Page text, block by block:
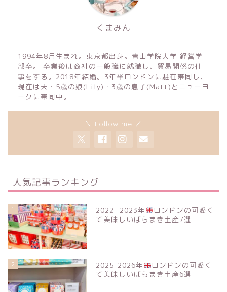
くまみん
1994年8月生まれ。東京都出身。青山学院大学 経営学
部卒。 卒業後は商社の一般職に就職し、貿易関係の仕
事をする。2018年結婚。3年半ロンドンに駐在帯同し、
現在は夫・5歳の娘(Lily)・3歳の息子(Matt)とニューヨ
ークに帯同中。
＼ Follow me ／
人気記事ランキング
1 2022−2023年
ロンドンの可愛く
て美味しいばらまき土産7選
2 2025-2026年
ロンドンの可愛く
て美味しいばらまき土産6選